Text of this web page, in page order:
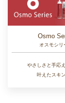
Osmo
オスモシリ
やさしさと手応
叶えたスキ